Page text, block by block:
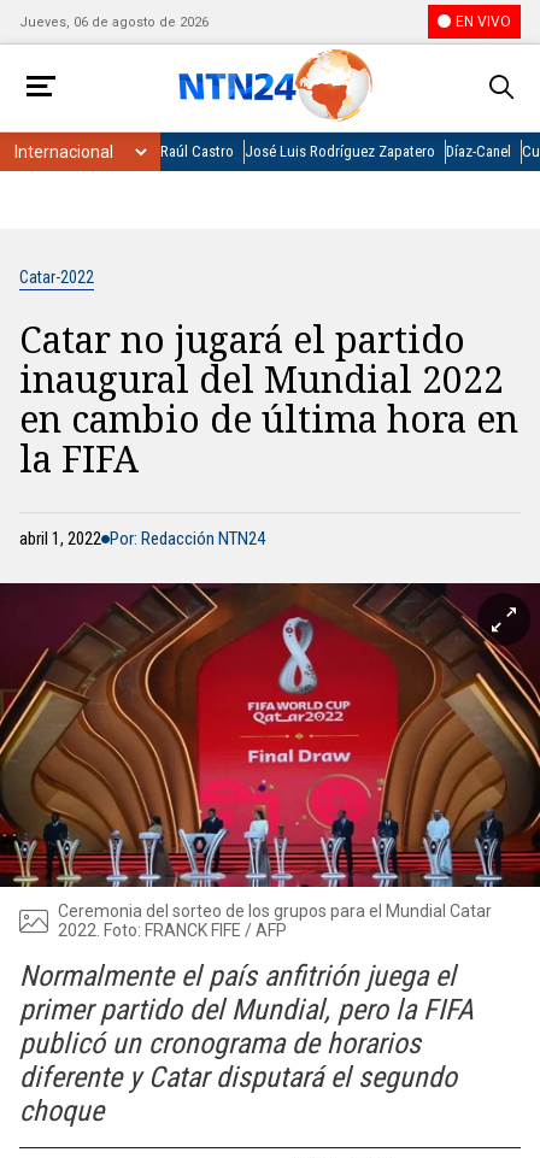
Jueves, 06 de agosto de 2026 EN VIVO
Raúl Castro José Luis Rodríguez Zapatero Díaz-Canel
Catar-2022
Catar no jugará el partido
inaugural del Mundial 2022
en cambio de última hora en
la FIFA
abril 1, 2022 Por: Redacción NTN24
Ceremonia del sorteo de los grupos para el Mundial Catar
2022. Foto: FRANCK FIFE / AFP
Normalmente el país anfitrión juega el
primer partido del Mundial, pero la FIFA
publicó un cronograma de horarios
diferente y Catar disputará el segundo
choque